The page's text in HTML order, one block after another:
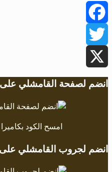
Facebook
Twitter
X
انضم لصفحة القامشلي
امسح الكود
انضم لجروب القامشلي